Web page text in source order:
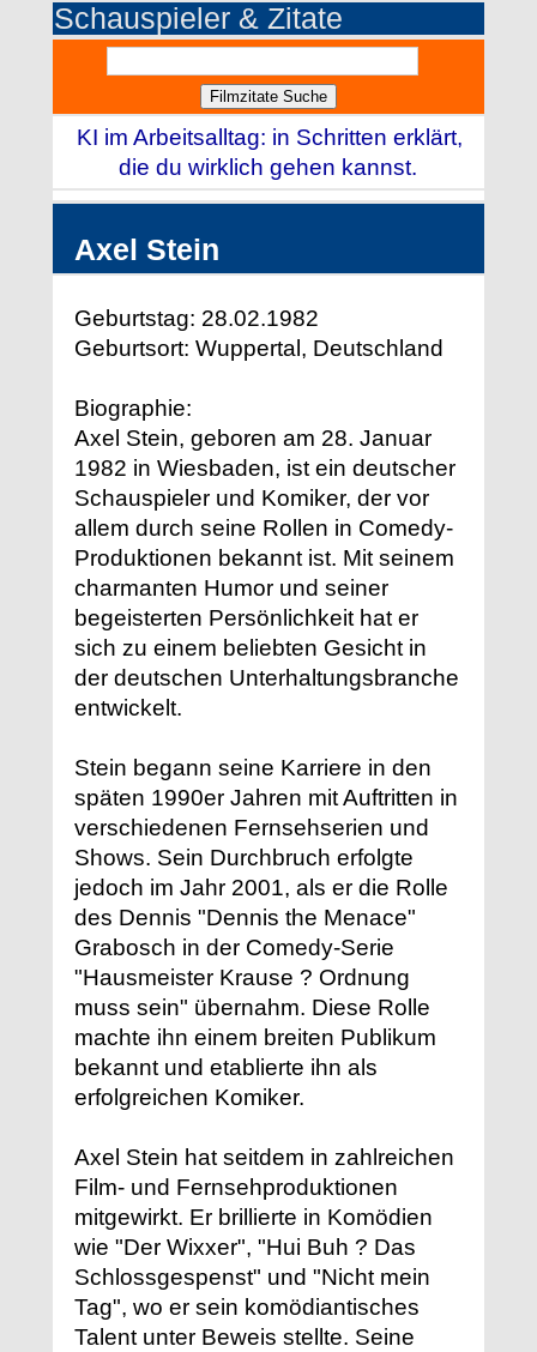
Schauspieler & Zitate
KI im Arbeitsalltag: in Schritten erklärt,
die du wirklich gehen kannst.
Axel Stein
Geburtstag: 28.02.1982
Geburtsort: Wuppertal, Deutschland
Biographie:
Axel Stein, geboren am 28. Januar
1982 in Wiesbaden, ist ein deutscher
Schauspieler und Komiker, der vor
allem durch seine Rollen in Comedy-
Produktionen bekannt ist. Mit seinem
charmanten Humor und seiner
begeisterten Persönlichkeit hat er
sich zu einem beliebten Gesicht in
der deutschen Unterhaltungsbranche
entwickelt.
Stein begann seine Karriere in den
späten 1990er Jahren mit Auftritten in
verschiedenen Fernsehserien und
Shows. Sein Durchbruch erfolgte
jedoch im Jahr 2001, als er die Rolle
des Dennis "Dennis the Menace"
Grabosch in der Comedy-Serie
"Hausmeister Krause ? Ordnung
muss sein" übernahm. Diese Rolle
machte ihn einem breiten Publikum
bekannt und etablierte ihn als
erfolgreichen Komiker.
Axel Stein hat seitdem in zahlreichen
Film- und Fernsehproduktionen
mitgewirkt. Er brillierte in Komödien
wie "Der Wixxer", "Hui Buh ? Das
Schlossgespenst" und "Nicht mein
Tag", wo er sein komödiantisches
Talent unter Beweis stellte. Seine